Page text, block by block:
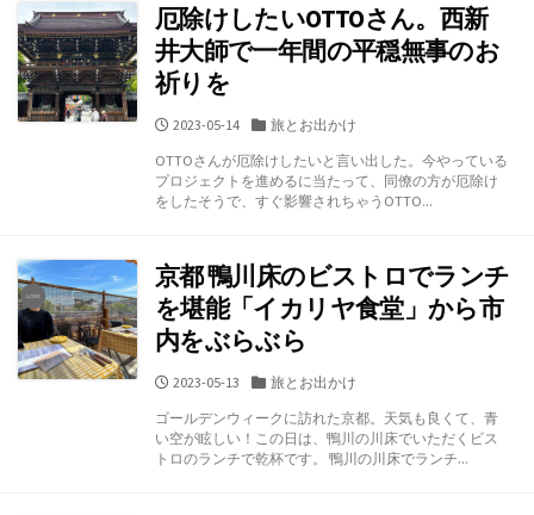
厄除けしたいOTTOさん。西新
井大師で一年間の平穏無事のお
祈りを
公
日
2023-05-14
カ
ゴ
リ
ー
旅とお出かけ
OTTOさんが厄除けしたいと言い出した。今やっている
プロジェクトを進めるに当たって、同僚の方が厄除け
をしたそうで、すぐ影響されちゃうOTTO...
京都 鴨川床のビストロでランチ
を堪能「イカリヤ食堂」から市
内をぶらぶら
公
日
2023-05-13
カ
ゴ
リ
ー
旅とお出かけ
ゴールデンウィークに訪れた京都。天気も良くて、青
い空が眩しい！この日は、鴨川の川床でいただくビス
トロのランチで乾杯です。 鴨川の川床でランチ...